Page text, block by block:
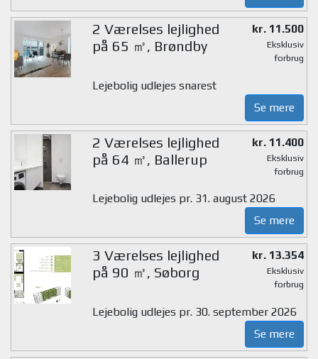
2 Værelses lejlighed
på 65 ㎡, Brøndby
kr. 11.500
Eksklusiv
forbrug
Lejebolig udlejes snarest
Se mere
2 Værelses lejlighed
på 64 ㎡, Ballerup
kr. 11.400
Eksklusiv
forbrug
Lejebolig udlejes pr. 31. august 2026
Se mere
3 Værelses lejlighed
på 90 ㎡, Søborg
kr. 13.354
Eksklusiv
forbrug
Lejebolig udlejes pr. 30. september 2026
Se mere